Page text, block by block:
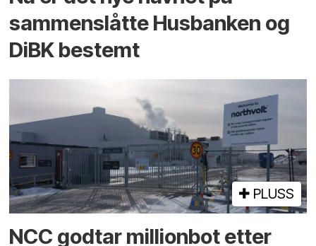
sammenslåtte Husbanken og
DiBK bestemt
PLUSS
NCC godtar millionbot etter